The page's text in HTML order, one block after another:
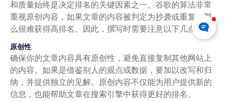
和质量始终是决定排名的关键因素之一。谷歌的算法非常
重视原创内容，如果文章的内容被判定为抄袭或重复，那
么很难获得高排名。因此，撰写时需要注意以下几点：
原创性
确保你的文章内容具有原创性，避免直接复制其他网站上
的内容。如果是借鉴别人的观点或数据，要加以改写和归
纳，并提供独立的见解。原创内容不仅能为用户提供新的
信息，也能帮助文章在搜索引擎中获得更好的排名。